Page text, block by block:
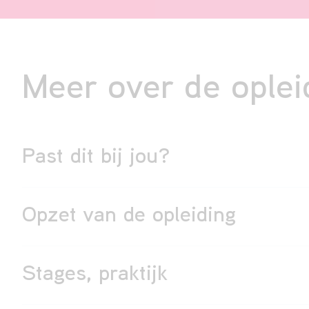
Meer over de
Past dit bij jou?
Opzet van de opleiding
Stages, praktijk